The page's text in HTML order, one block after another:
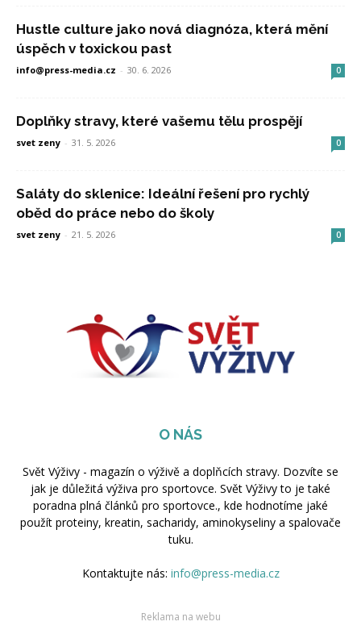
Hustle culture jako nová diagnóza, která mění
úspěch v toxickou past
info@press-media.cz - 30. 6. 2026 0
Doplňky stravy, které vašemu tělu prospějí
svet zeny - 31. 5. 2026 0
Saláty do sklenice: Ideální řešení pro rychlý
oběd do práce nebo do školy
svet zeny - 21. 5. 2026 0
O NÁS
Svět Výživy - magazín o výživě a doplňcích stravy. Dozvíte se
jak je důležitá výživa pro sportovce. Svět Výživy to je také
poradna plná článků pro sportovce., kde hodnotíme jaké
použít proteiny, kreatin, sacharidy, aminokyseliny a spalovače
tuku.
Kontaktujte nás: info@press-media.cz
Reklama na webu